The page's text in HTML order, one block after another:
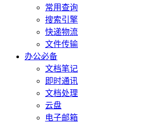
常用查询
搜索引擎
快递物流
文件传输
办公必备
文档笔记
即时通讯
文档处理
云盘
电子邮箱